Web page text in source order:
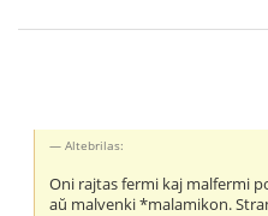
Altebrilas:
Oni rajtas fermi kaj malfermi
aŭ malvenki *malamikon.